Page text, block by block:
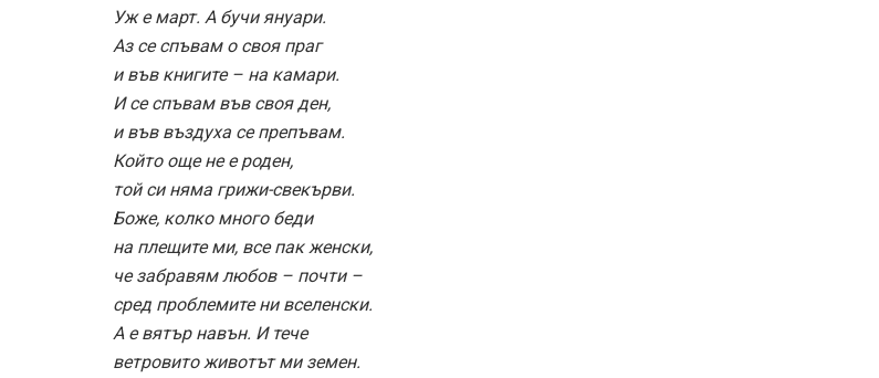
Уж е март. А бучи януари.
Аз се спъвам о своя праг
и във книгите – на камари.
И се спъвам във своя ден,
и във въздуха се препъвам.
Който още не е роден,
той си няма грижи-свекърви.
Боже, колко много беди
на плещите ми, все пак женски,
че забравям любов – почти –
сред проблемите ни вселенски.
А е вятър навън. И тече
ветровито животът ми земен.